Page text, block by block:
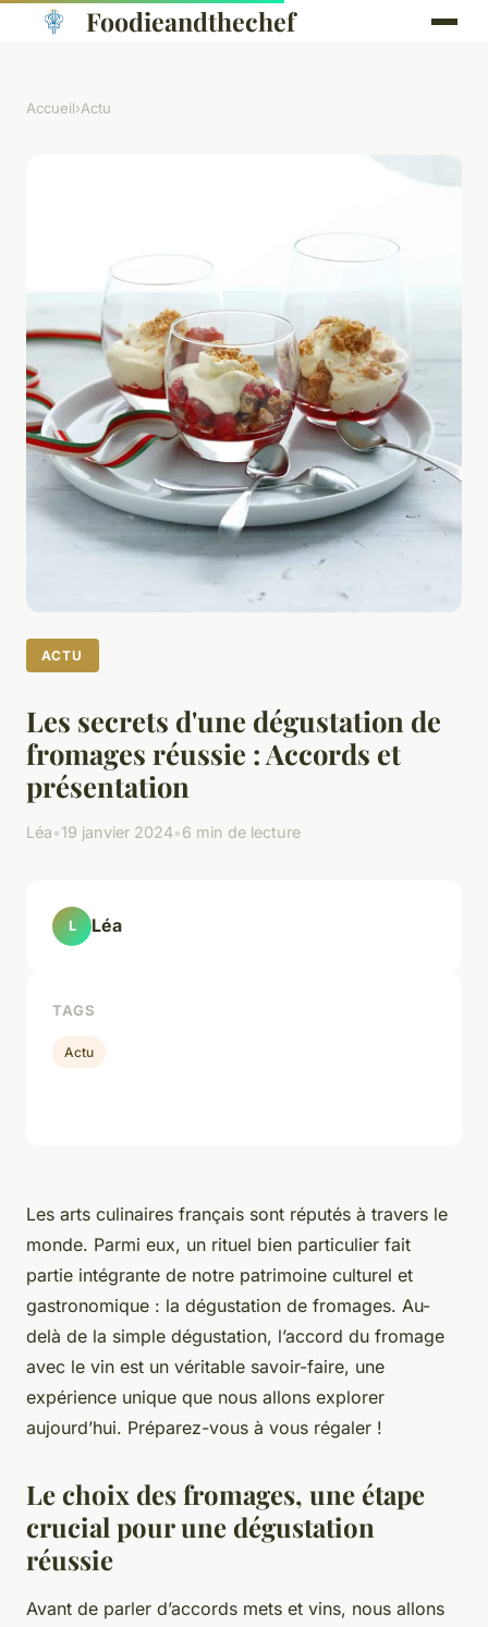
Foodieandthechef
Accueil›Actu
ACTU
Les secrets d'une dégustation de
fromages réussie : Accords et
présentation
Léa•19 janvier 2024•6 min de lecture
Les arts culinaires français sont réputés à travers le
monde. Parmi eux, un rituel bien particulier fait
partie intégrante de notre patrimoine culturel et
gastronomique : la dégustation de fromages. Au-
delà de la simple dégustation, l’accord du fromage
avec le vin est un véritable savoir-faire, une
expérience unique que nous allons explorer
aujourd’hui. Préparez-vous à vous régaler !
Le choix des fromages, une étape
crucial pour une dégustation
réussie
Avant de parler d’accords mets et vins, nous allons
L Léa
TAGS
Actu